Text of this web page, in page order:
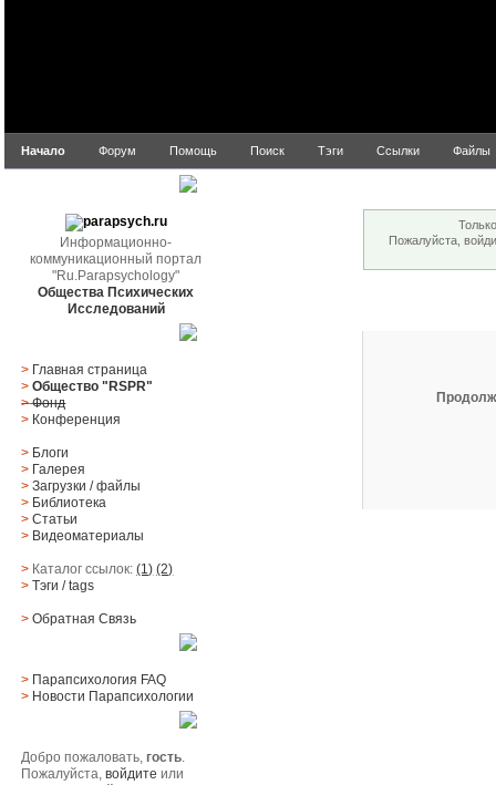
Начало Форум Помощь Поиск Тэги Ссылки Файлы
Информационно-
коммуникационный портал
"Ru.Parapsychology"
Общества Психических
Исследований
> Главная страница
> Общество "RSPR"
> Фонд
> Конференция
> Блоги
> Галерея
> Загрузки/файлы
> Библиотека
> Статьи
> Видеоматериалы
> Каталог ссылок:(1) (2)
> Тэги/ tags
> Обратная Cвязь
> Парапсихология FAQ
> Новости Парапсихологии
Добро пожаловать,гость.
Пожалуйста,войдите или
Пожалуйста,